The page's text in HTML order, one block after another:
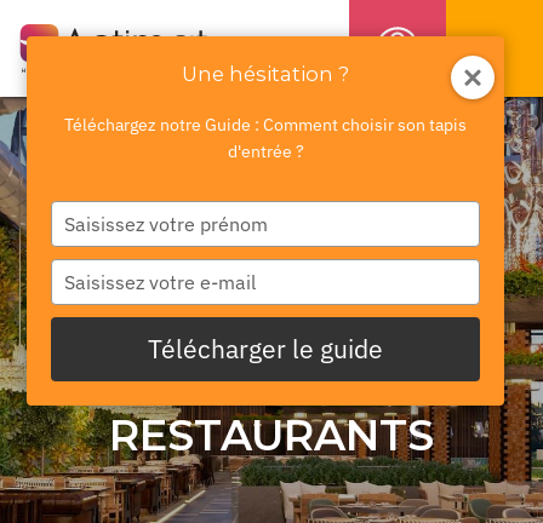
RESTAURANTS
Une hésitation ?
Téléchargez notre Guide : Comment choisir son tapis
d'entrée ?
SAISISSEZ
VOTRE
NOM
SAISISSEZ
VOTRE
E-
Télécharger le guide